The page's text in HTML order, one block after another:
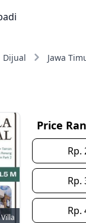
Dijual Jawa
Villa
Price
Rp.
Rp.
Rp.